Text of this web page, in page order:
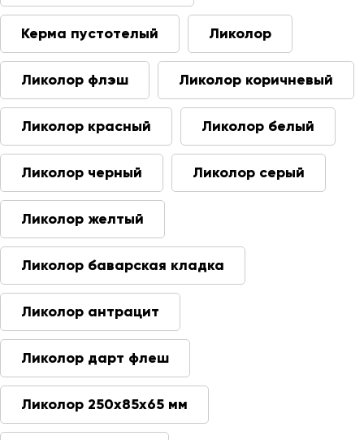
Керма пустотелый Ликолор
Ликолор флэш Ликолор коричневый
Ликолор красный Ликолор белый
Ликолор черный Ликолор серый
Ликолор желтый
Ликолор баварская кладка
Ликолор антрацит
Ликолор дарт флеш
Ликолор 250х85х65 мм